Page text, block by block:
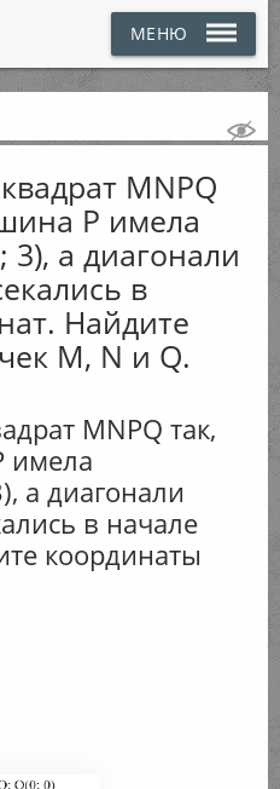
МЕНЮ
MNPQ
Р имела
3), а диагонали
в
Найдите
М, N и Q.
MNPQ так,
имела
а диагонали
в начале
координаты